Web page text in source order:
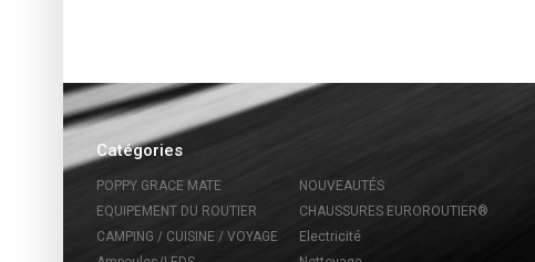
Catégories
POPPY GRACE MATE
NOUVEAUTÉS
EQUIPEMENT DU ROUTIER
CHAUSSURES EUROROUTIER®
CAMPING / CUISINE / VOYAGE
Electricité